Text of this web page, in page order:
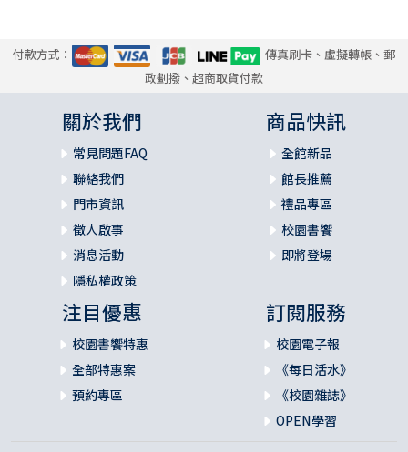
付款方式：
傳真刷卡、虛擬轉帳、郵
政劃撥、超商取貨付款
關於我們
常見問題FAQ
聯絡我們
門市資訊
徵人啟事
消息活動
隱私權政策
商品快訊
全館新品
館長推薦
禮品專區
校園書饗
即將登場
注目優惠
校園書饗特惠
全部特惠案
預約專區
訂閱服務
校園電子報
《每日活水》
《校園雜誌》
OPEN學習